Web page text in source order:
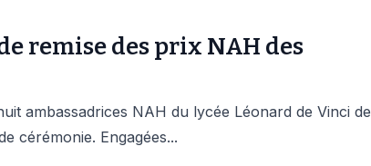
remise des prix NAH des
ambassadrices NAH du lycée Léonard de Vinci de
cérémonie. Engagées...